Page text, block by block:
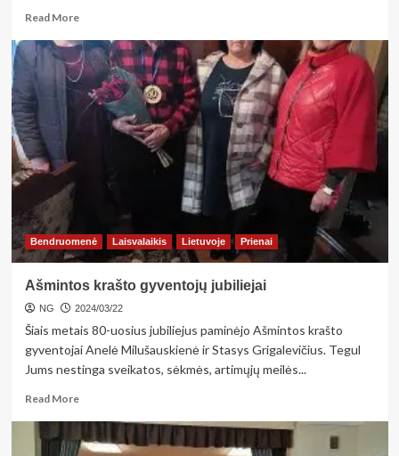
Read MoreRead
about
<strong>Naminis
paštetas
Velykoms
žuvies
gerbėjams
vegetarams</strong>
Bendruomenė Laisvalaikis Lietuvoje Prienai
Ašmintos krašto gyventojų jubiliejai
NG 2024/03/22
Šiais metais 80-uosius jubiliejus paminėjo Ašmintos krašto
gyventojai Anelė Milušauskienė ir Stasys Grigalevičius. Tegul
Jums nestinga sveikatos, sėkmės, artimųjų meilės...
Read MoreRead
about
Ašmintos